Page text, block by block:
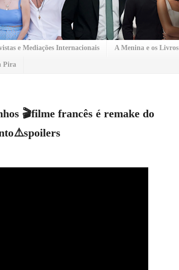
e Mediações Internacionais A Menina e os Livros
Pira
🎬filme francês é remake do